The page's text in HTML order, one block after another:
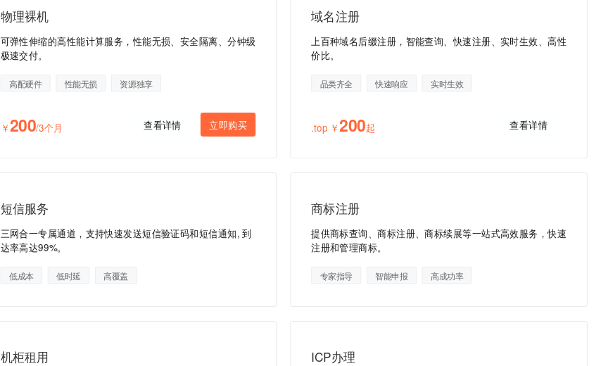
物理裸机
可弹性伸缩的高性能计算服务，性能无损、安全隔离、分钟级
极速交付。
高配硬件 性能无损 资源独享
￥200/3个月 查看详情 立即购买
域名注册
上百种域名后缀注册，智能查询、快速注册、实时生效、高性
价比。
品类齐全 快速响应 实时生效
.top ￥200起 查看详情
短信服务
三网合一专属通道，支持快速发送短信验证码和短信通知, 到
达率高达99%。
低成本 低时延 高覆盖
商标注册
提供商标查询、商标注册、商标续展等一站式高效服务，快速
注册和管理商标。
专家指导 智能申报 高成功率
机柜租用 ICP办理